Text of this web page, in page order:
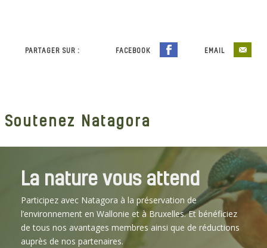
PARTAGER SUR : FACEBOOK EMAIL
Soutenez Natagora
La nature vous attend
Participez avec Natagora à la préservation de
l’environnement en Wallonie et à Bruxelles. Et bénéficiez
de tous nos avantages membres ainsi que de réductions
auprès de nos partenaires.